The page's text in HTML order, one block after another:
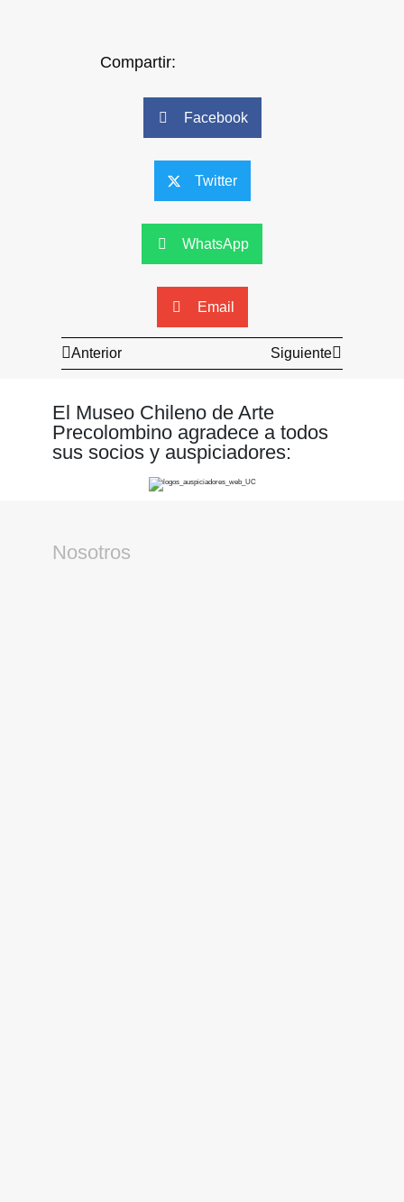
Compartir:
Facebook
Twitter
WhatsApp
Email
Anterior Siguiente
El Museo Chileno de Arte
Precolombino agradece a todos
sus socios y auspiciadores:
Nosotros